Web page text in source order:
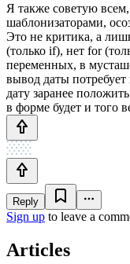
Я также советую
шаблонизаторами,
Это не критика, а
(только if), нет for
переменных, в
вывод даты
дату заранее
в форме будет и того
Reply
Sign up to leave a
Articles